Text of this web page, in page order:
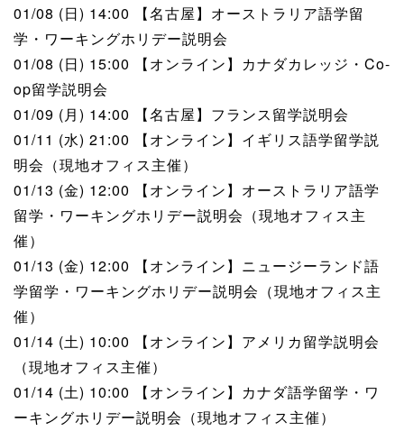
01/08 (日) 14:00 【名古屋】オーストラリア語学留
学・ワーキングホリデー説明会
01/08 (日) 15:00 【オンライン】カナダカレッジ・Co-
op留学説明会
01/09 (月) 14:00 【名古屋】フランス留学説明会
01/11 (水) 21:00 【オンライン】イギリス語学留学説
明会（現地オフィス主催）
01/13 (金) 12:00 【オンライン】オーストラリア語学
留学・ワーキングホリデー説明会（現地オフィス主
催）
01/13 (金) 12:00 【オンライン】ニュージーランド語
学留学・ワーキングホリデー説明会（現地オフィス主
催）
01/14 (土) 10:00 【オンライン】アメリカ留学説明会
（現地オフィス主催）
01/14 (土) 10:00 【オンライン】カナダ語学留学・ワ
ーキングホリデー説明会（現地オフィス主催）